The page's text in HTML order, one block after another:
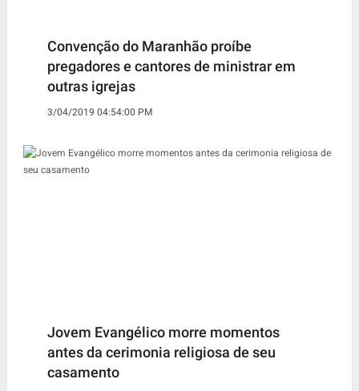
Convenção do Maranhão proíbe
pregadores e cantores de ministrar em
outras igrejas
3/04/2019 04:54:00 PM
Jovem Evangélico morre momentos
antes da cerimonia religiosa de seu
casamento